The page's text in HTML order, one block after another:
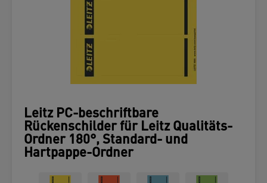
Leitz PC-beschriftbare
Rückenschilder für Leitz Qualitäts-
Ordner 180°, Standard- und
Hartpappe-Ordner